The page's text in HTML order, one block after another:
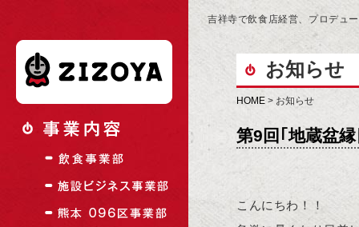
吉祥寺で飲食店経営、プロデュ
お知らせ
HOME > お知らせ
第9回｢地蔵盆
こんにちわ！！